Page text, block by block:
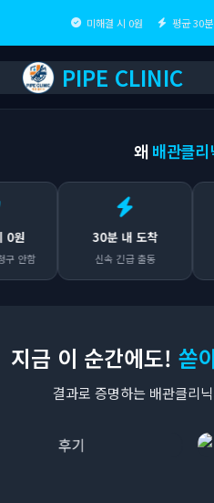
미해결 시 0원 평균 30
PIPE CLINIC
왜 배관클리
30분 내 도착
신속 긴급 출동
내
원
지금 이 순간에도! 쏟
결과로 증명하는 배관클리